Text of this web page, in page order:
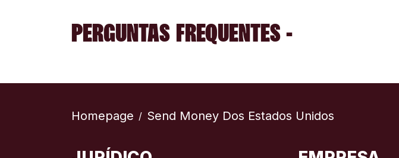
PERGUNTAS FREQUENTES -
Homepage / Send Money Dos Estados Unidos